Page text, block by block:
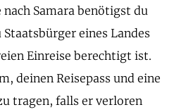
nach Samara benötigst du
eines Landes
Einreise berechtigt ist.
deinen Reisepass und eine
tragen, falls er verloren